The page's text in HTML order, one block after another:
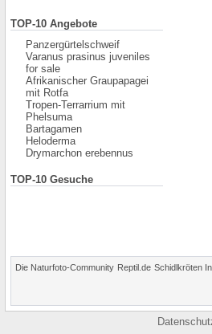
TOP-10 Angebote
Panzergürtelschweif
Varanus prasinus juveniles
for sale
Afrikanischer Graupapagei
mit Rotfa
Tropen-Terrarrium mit
Phelsuma
Bartagamen
Heloderma
Drymarchon erebennus
TOP-10 Gesuche
Die Naturfoto-Community Reptil.de Schidlkröten